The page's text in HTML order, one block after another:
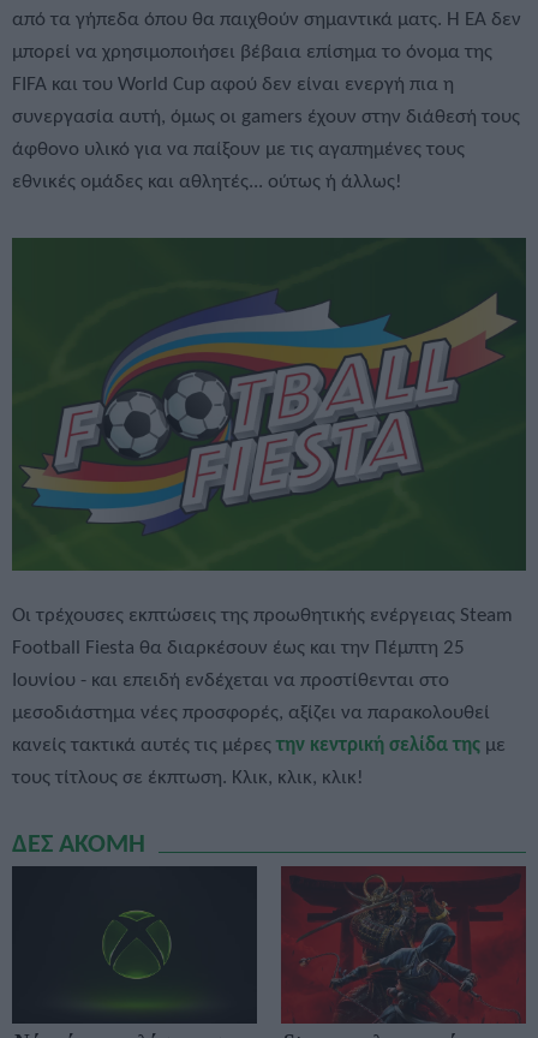
από τα γήπεδα όπου θα παιχθούν σημαντικά ματς. Η ΕΑ δεν
μπορεί να χρησιμοποιήσει βέβαια επίσημα το όνομα της
FIFA και του World Cup αφού δεν είναι ενεργή πια η
συνεργασία αυτή, όμως οι gamers έχουν στην διάθεσή τους
άφθονο υλικό για να παίξουν με τις αγαπημένες τους
εθνικές ομάδες και αθλητές... ούτως ή άλλως!
Οι τρέχουσες εκπτώσεις της προωθητικής ενέργειας Steam
Football Fiesta θα διαρκέσουν έως και την Πέμπτη 25
Ιουνίου - και επειδή ενδέχεται να προστίθενται στο
μεσοδιάστημα νέες προσφορές, αξίζει να παρακολουθεί
κανείς τακτικά αυτές τις μέρες την κεντρική σελίδα της με
τους τίτλους σε έκπτωση. Κλικ, κλικ, κλικ!
ΔΕΣ ΑΚΟΜΗ